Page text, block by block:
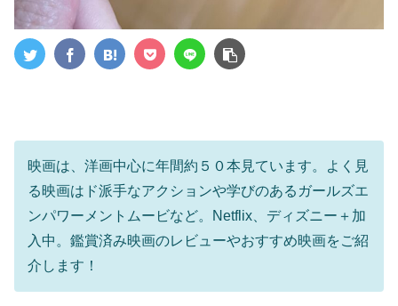
映画は、洋画中心に年間約５０本見ています。よく見
る映画はド派手なアクションや学びのあるガールズエ
ンパワーメントムービなど。Netflix、ディズニー＋加
入中。鑑賞済み映画のレビューやおすすめ映画をご紹
介します！